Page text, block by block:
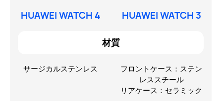
HUAWEI WATCH 4 HUAWEI WATCH 3
材質
サージカルステンレス
フロントケース：ステン
レススチール
リアケース：セラミック